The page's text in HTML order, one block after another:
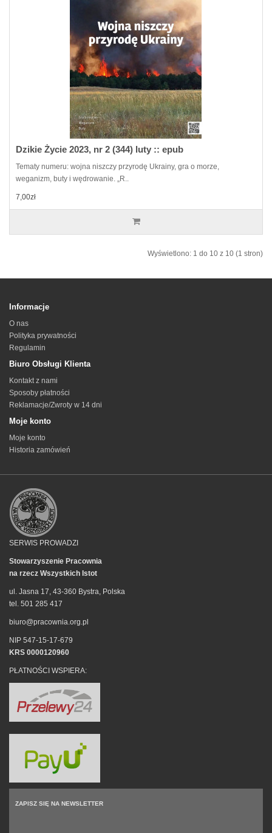
Dzikie Życie 2023, nr 2 (344) luty :: epub
Tematy numeru: wojna niszczy przyrodę Ukrainy, gra o morze,
weganizm, buty i wędrowanie. „R..
7,00zł
Wyświetlono: 1 do 10 z 10 (1 stron)
Informacje
O nas
Polityka prywatności
Regulamin
Biuro Obsługi Klienta
Kontakt z nami
Sposoby płatności
Reklamacje/Zwroty w 14 dni
Moje konto
Moje konto
Historia zamówień
SERWIS PROWADZI
Stowarzyszenie Pracownia
na rzecz Wszystkich Istot
ul. Jasna 17, 43-360 Bystra, Polska
tel. 501 285 417
biuro@pracownia.org.pl
NIP 547-15-17-679
KRS 0000120960
PŁATNOŚCI WSPIERA:
ZAPISZ SIĘ NA NEWSLETTER